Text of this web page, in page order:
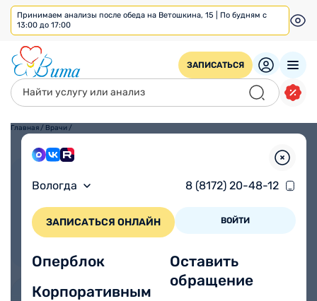
Принимаем анализы после обеда на Ветошкина, 15 | По будням с
13:00 до 17:00
ЗАПИСАТЬСЯ
Вологда 8 (8172) 20-48-12
ЗАПИСАТЬСЯ ОНЛАЙН ВОЙТИ
Оперблок
Корпоративным
Оставить
обращение
Главная / Врачи /
Взрослым